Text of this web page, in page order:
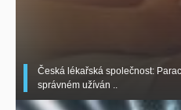
Česká lékařská společnost:
správném užíván ..